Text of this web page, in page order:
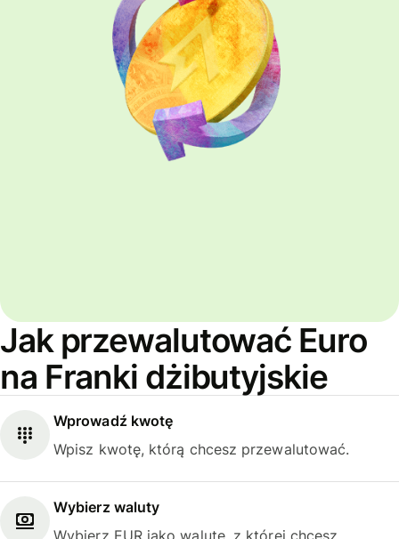
Jak przewalutować Euro
na Franki dżibutyjskie
Wprowadź kwotę
Wpisz kwotę, którą chcesz przewalutować.
Wybierz waluty